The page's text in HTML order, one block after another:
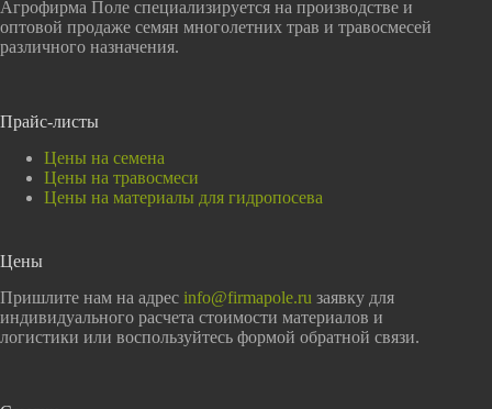
Агрофирма Поле специализируется на производстве и
оптовой продаже семян многолетних трав и травосмесей
различного назначения.
Прайс-листы
Цены на семена
Цены на травосмеси
Цены на материалы для гидропосева
Цены
Пришлите нам на адрес info@firmapole.ru заявку для
индивидуального расчета стоимости материалов и
логистики или воспользуйтесь формой обратной связи.